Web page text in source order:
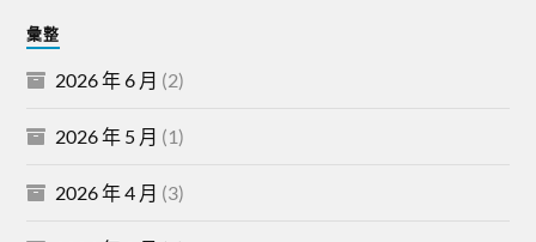
彙整
2026 年 6 月 (2)
2026 年 5 月 (1)
2026 年 4 月 (3)